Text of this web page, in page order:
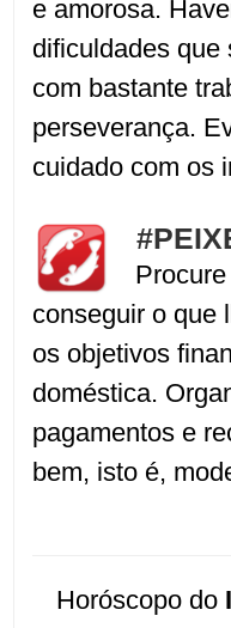
e amorosa.
dificuldades que
com bastante
perseverança.
cuidado com os
conseguir o que
os objetivos
doméstica.
pagamentos e
bem, isto é,
Horóscopo do